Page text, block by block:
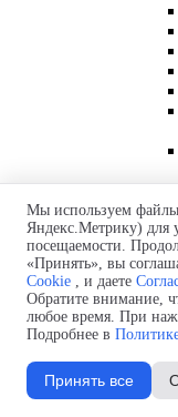
Мы используем
Яндекс.Метрику) для
посещаемости.
«Принять», вы
Cookie , и даете
Обратите внимание,
любое время. При
Подробнее в
Принять все